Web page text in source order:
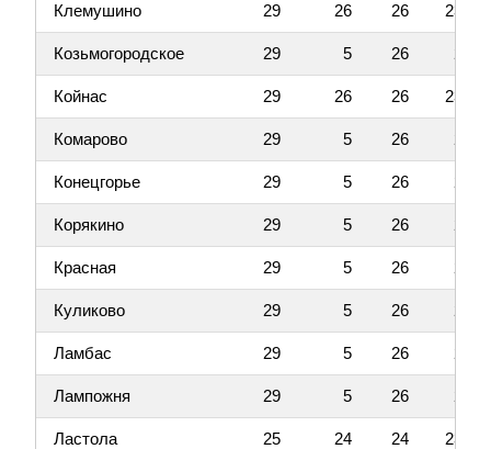
Клемушино 29 26 26 23
Козьмогородское 29 5 26
Койнас 29 26 26 23
Комарово 29 5 26
Конецгорье 29 5 26
Корякино 29 5 26
Красная 29 5 26
Куликово 29 5 26
Ламбас 29 5 26
Лампожня 29 5 26
Ластола 25 24 24 23